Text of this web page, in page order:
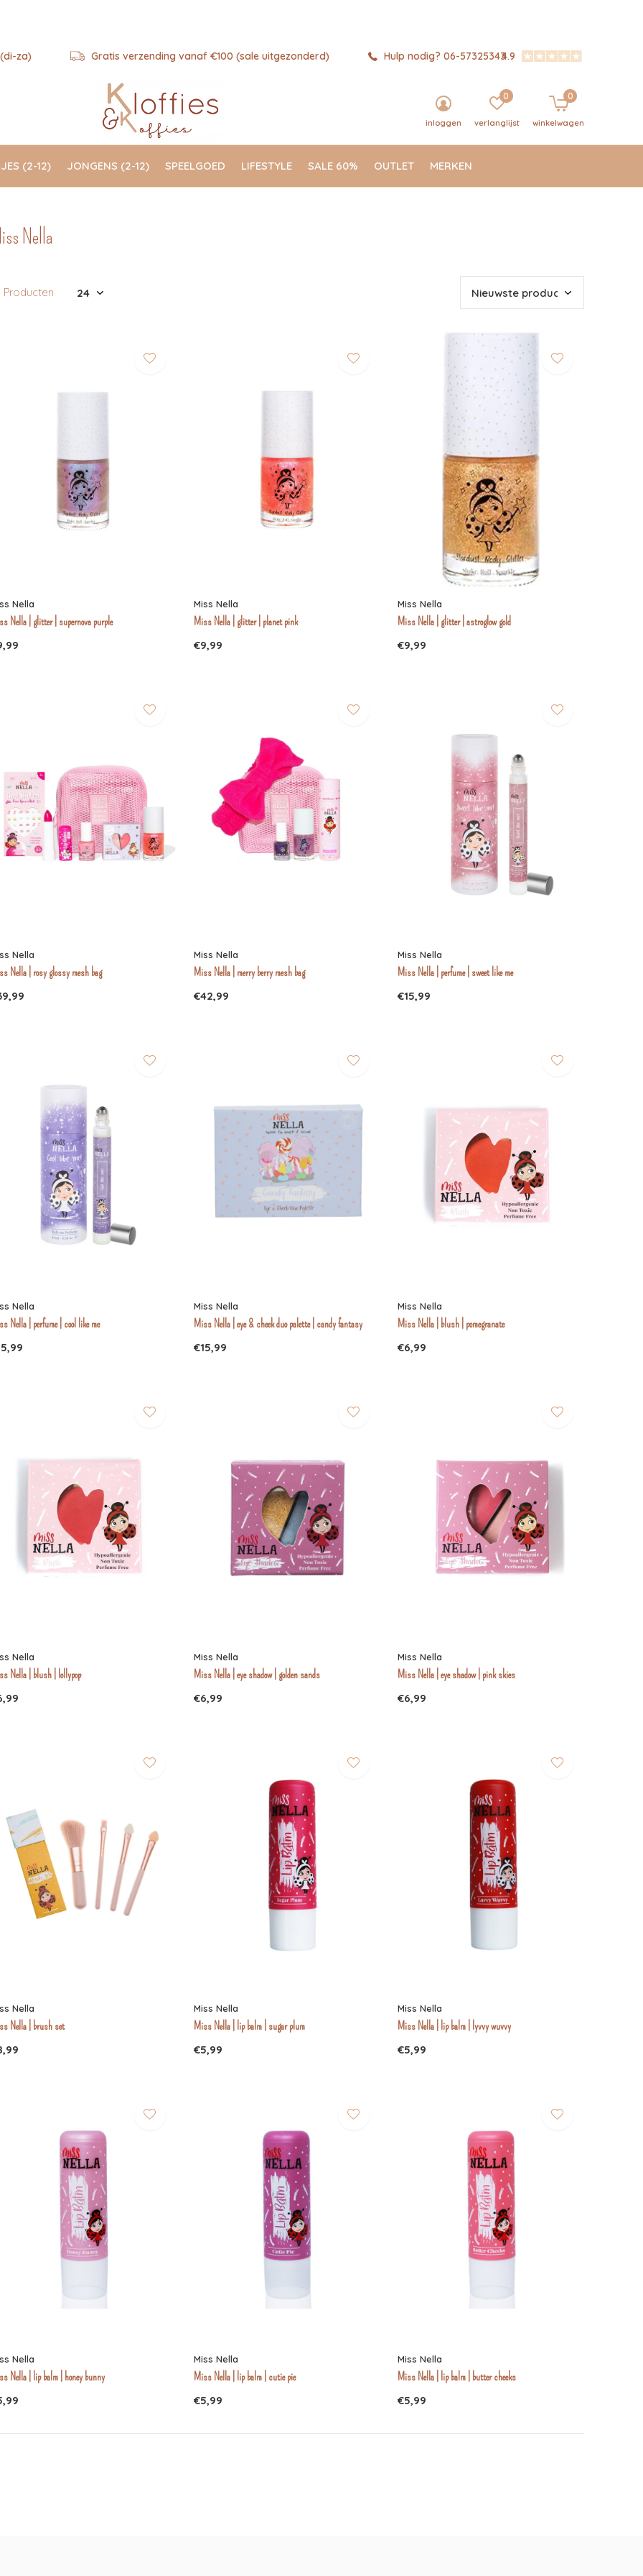
(2-12) JONGENS (2-12) SPEELGOED LIFESTYLE SALE 60% OUTLET MERKEN
inloggen verlanglijst
0
winkelwagen
0
za) Gratis verzending vanaf €100 (sale uitgezonderd) Hulp nodig? 06-573253434.9
Nella
Producten
Nella
Nella | glitter | supernova purple
Miss Nella
Miss Nella | glitter | planet pink
€9,99
Miss Nella
Miss Nella | glitter | astroglow gold
€9,99
Nella
Nella | rosy glossy mesh bag
Miss Nella
Miss Nella | merry berry mesh bag
€42,99
Miss Nella
Miss Nella | perfume | sweet like me
€15,99
Nella
Nella | perfume | cool like me
Miss Nella
Miss Nella | eye & cheek duo palette | candy fantasy
€15,99
Miss Nella
Miss Nella | blush | pomegranate
€6,99
Nella
Nella | blush | lollypop
Miss Nella
Miss Nella | eye shadow | golden sands
€6,99
Miss Nella
Miss Nella | eye shadow | pink skies
€6,99
Nella
Nella | brush set
Miss Nella
Miss Nella | lip balm | sugar plum
€5,99
Miss Nella
Miss Nella | lip balm | lyvvy wuvvy
€5,99
Nella
Nella | lip balm | honey bunny
Miss Nella
Miss Nella | lip balm | cutie pie
€5,99
Miss Nella
Miss Nella | lip balm | butter cheeks
€5,99